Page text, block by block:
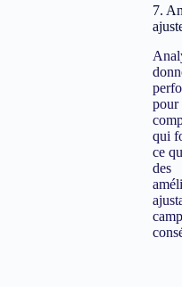
7.
pour
qui
ce
des